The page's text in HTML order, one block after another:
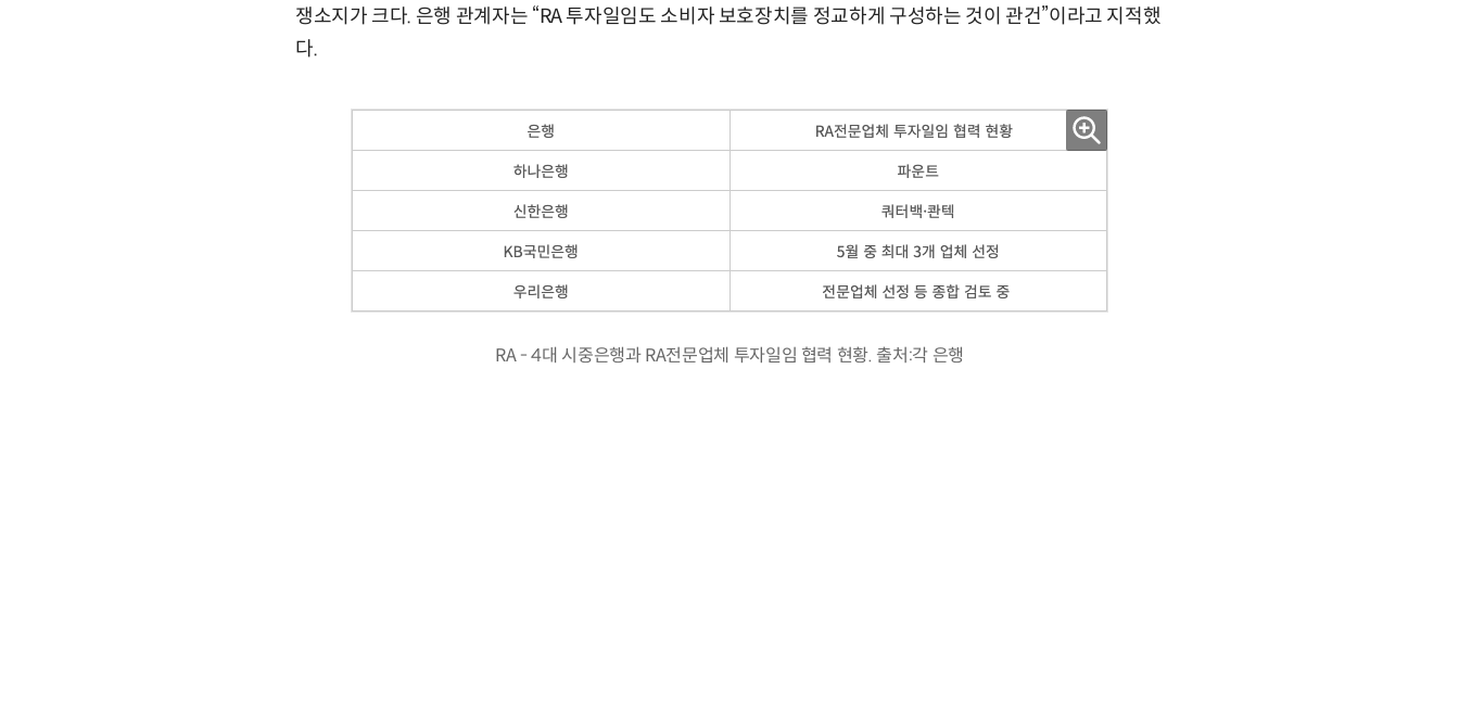
쟁소지가 크다. 은행 관계자는 “RA 투자일임도 소비자 보호장치를 정교하게 구성하는 것이 관건”이라고 지적했
다.
RA - 4대 시중은행과 RA전문업체 투자일임 협력 현황. 출처:각 은행